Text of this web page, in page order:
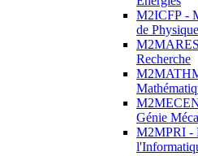
M2ICFP -
de
Recherche
Génie
M2MPRI -